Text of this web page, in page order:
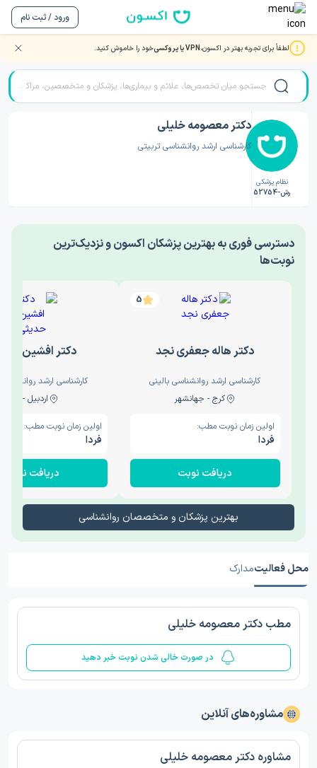
ورود / ثبت نام
لطفاً برای تجربه بهتر در اکسون،VPN یا پروکسی خود را خاموش کنید. صفحه اصلی/دکتر روانشناسی/دکتر معصومه خلیلی
نظام پزشکی
رش-52754
دکتر معصومه خلیلی
کارشناسی ارشد روانشناسی تربیتی
‎دسترسی فوری به بهترین پزشکان اکسون و نزدیک‌ترین
نوبت‌ها
5
دکتر هاله جعفری نجد
کارشناسی ارشد روانشناسی بالینی
کرج - جهانشهر
اولین زمان نوبت مطب:
فردا
دریافت نوبت
دکتر افشین
کارشناسی ارشد
اردبیل - والی
اولین زمان نوبت مطب:
فردا
دریافت نوبت
بهترین پزشکان و متخصصان روانشناسی
محل فعالیتمدارک
مطب دکتر معصومه خلیلی
در صورت خالی شدن نوبت خبر دهید
مشاوره‌های آنلاین
مشاوره دکتر معصومه خلیلی